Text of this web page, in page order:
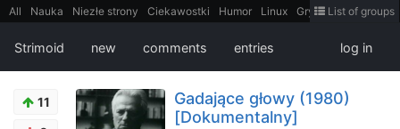
All Nauka Niezłe strony Ciekawostki Humor Linux Gry
Teh
Bezpieczeństwo
Książki Sugestie FotoHistoria
Truelolcontent
FilmyDokumentalne
gify
Cytaty Mapy Film Android itt Tradycyjne gry
List of groups
Strimoid new comments entries log in
11
Gadające głowy (1980)
[Dokumentalny]